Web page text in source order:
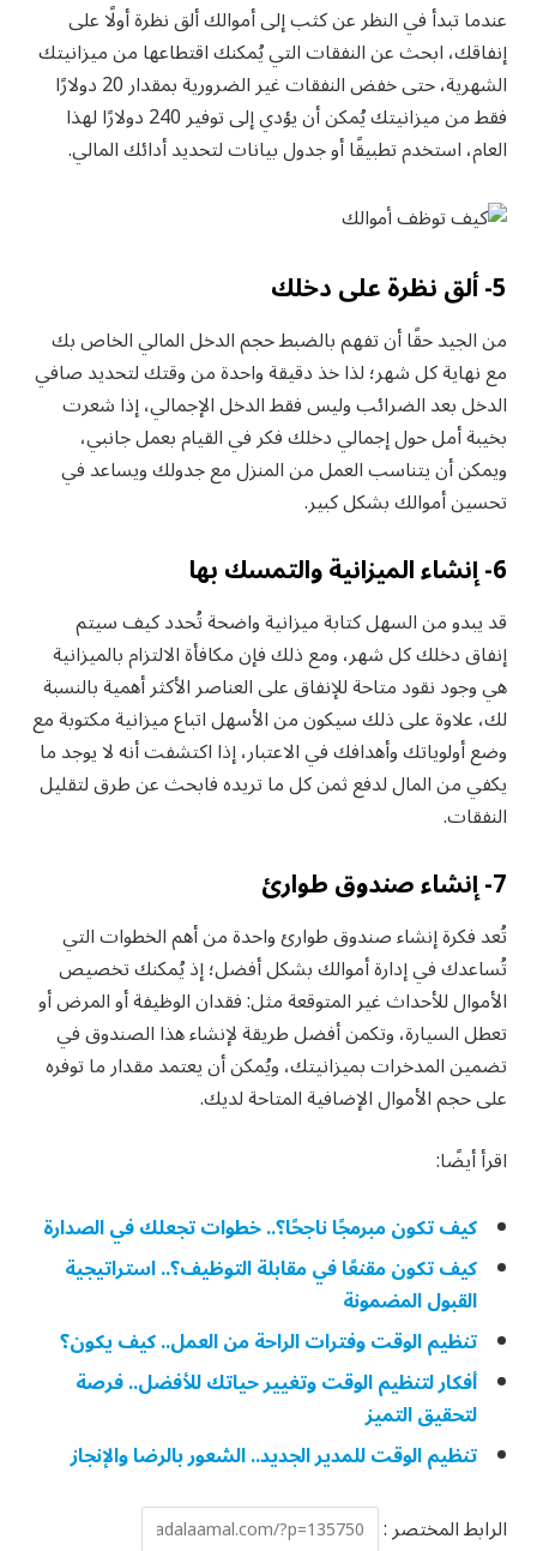
عندما تبدأ في النظر عن كثب إلى أموالك ألق نظرة أولًا على
إنفاقك، ابحث عن النفقات التي يُمكنك اقتطاعها من ميزانيتك
الشهرية، حتى خفض النفقات غير الضرورية بمقدار 20 دولارًا
فقط من ميزانيتك يُمكن أن يؤدي إلى توفير 240 دولارًا لهذا
العام، استخدم تطبيقًا أو جدول بيانات لتحديد أدائك المالي.
5- ألق نظرة على دخلك
من الجيد حقًا أن تفهم بالضبط حجم الدخل المالي الخاص بك
مع نهاية كل شهر؛ لذا خذ دقيقة واحدة من وقتك لتحديد صافي
الدخل بعد الضرائب وليس فقط الدخل الإجمالي، إذا شعرت
بخيبة أمل حول إجمالي دخلك فكر في القيام بعمل جانبي،
ويمكن أن يتناسب العمل من المنزل مع جدولك ويساعد في
تحسين أموالك بشكل كبير.
6- إنشاء الميزانية والتمسك بها
قد يبدو من السهل كتابة ميزانية واضحة تُحدد كيف سيتم
إنفاق دخلك كل شهر، ومع ذلك فإن مكافأة الالتزام بالميزانية
هي وجود نقود متاحة للإنفاق على العناصر الأكثر أهمية بالنسبة
لك، علاوة على ذلك سيكون من الأسهل اتباع ميزانية مكتوبة مع
وضع أولوياتك وأهدافك في الاعتبار، إذا اكتشفت أنه لا يوجد ما
يكفي من المال لدفع ثمن كل ما تريده فابحث عن طرق لتقليل
النفقات.
7- إنشاء صندوق طوارئ
تُعد فكرة إنشاء صندوق طوارئ واحدة من أهم الخطوات التي
تُساعدك في إدارة أموالك بشكل أفضل؛ إذ يُمكنك تخصيص
الأموال للأحداث غير المتوقعة مثل: فقدان الوظيفة أو المرض أو
تعطل السيارة، وتكمن أفضل طريقة لإنشاء هذا الصندوق في
تضمين المدخرات بميزانيتك، ويُمكن أن يعتمد مقدار ما توفره
على حجم الأموال الإضافية المتاحة لديك.
اقرأ أيضًا:
كيف تكون مبرمجًا ناجحًا؟.. خطوات تجعلك في الصدارة
كيف تكون مقنعًا في مقابلة التوظيف؟.. استراتيجية
القبول المضمونة
تنظيم الوقت وفترات الراحة من العمل.. كيف يكون؟
أفكار لتنظيم الوقت وتغيير حياتك للأفضل.. فرصة
لتحقيق التميز
تنظيم الوقت للمدير الجديد.. الشعور بالرضا والإنجاز
الرابط المختصر :